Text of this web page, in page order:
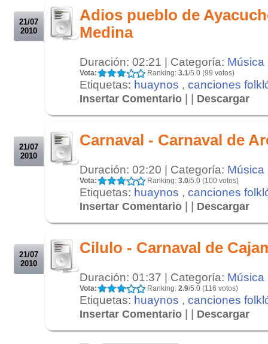
21/07
2010
Adios pueblo de
Medina
Duración: 02:21 | Categoría: Música
Vota: Ranking: 3.1/5.0 (99 votos)
Etiquetas: huaynos , canciones
Insertar Comentario | | Descargar
21/07
2010
Carnaval - Carnaval de
Duración: 02:20 | Categoría: Música
Vota: Ranking: 3.0/5.0 (100 votos)
Etiquetas: huaynos , canciones
Insertar Comentario | | Descargar
21/07
2010
Cilulo - Carnaval de
Duración: 01:37 | Categoría: Música
Vota: Ranking: 2.9/5.0 (116 votos)
Etiquetas: huaynos , canciones
Insertar Comentario | | Descargar